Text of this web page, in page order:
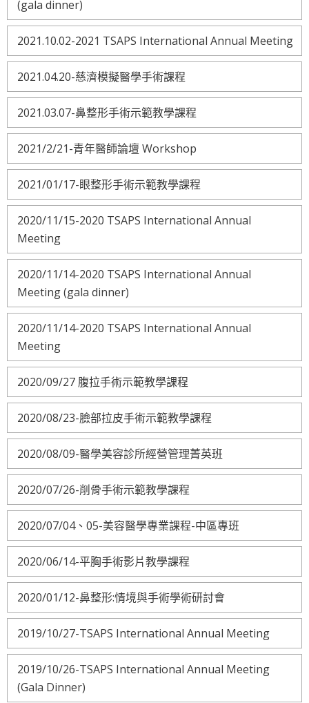
(gala dinner)
2021.10.02-2021 TSAPS International Annual Meeting
2021.04.20-慈濟模擬醫學手術課程
2021.03.07-鼻整形手術示範教學課程
2021/2/21-青年醫師論壇 Workshop
2021/01/17-眼整形手術示範教學課程
2020/11/15-2020 TSAPS International Annual
Meeting
2020/11/14-2020 TSAPS International Annual
Meeting (gala dinner)
2020/11/14-2020 TSAPS International Annual
Meeting
2020/09/27 腹拉手術示範教學課程
2020/08/23-臉部拉皮手術示範教學課程
2020/08/09-醫學美容診所經營管理菁英班
2020/07/26-削骨手術示範教學課程
2020/07/04、05-美容醫學專業課程-中區專班
2020/06/14-平胸手術影片教學課程
2020/01/12-鼻整形:情境與手術學術研討會
2019/10/27-TSAPS International Annual Meeting
2019/10/26-TSAPS International Annual Meeting
(Gala Dinner)